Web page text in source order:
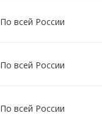
По всей России
По всей России
По всей России